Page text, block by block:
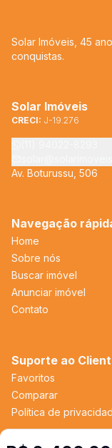
Solar Imóveis, 45
conquistas.
Solar Imóveis
CRECI: J-19.276
Av. Boturussu, 506
Navegação
Home
Sobre nós
Buscar imóvel
Anunciar imóvel
Contato
Suporte ao
Favoritos
Comparar
Política de